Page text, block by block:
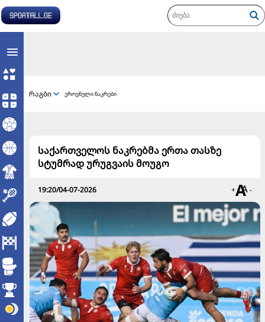
რაგბი ეროვნული ნაკრები
საქართველოს ნაკრებმა ერთა თასზე
სტუმრად ურუგვაის მოუგო
19:20/04-07-2026 + -